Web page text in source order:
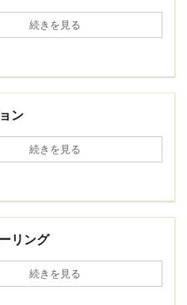
続きを見る
ン
続きを見る
リング
続きを見る